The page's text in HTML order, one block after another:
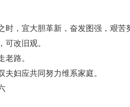
时，宜大胆革新，奋发图强，艰苦
改旧观。
路。
妇应共同努力维系家庭。